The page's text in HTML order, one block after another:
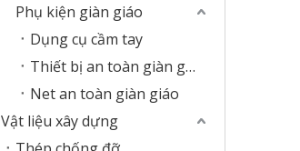
Phụ kiện giàn giáo
Dụng cụ cầm tay
Thiết bị an toàn giàn giáo
Net an toàn giàn giáo
Vật liệu xây dựng